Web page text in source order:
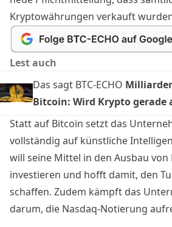
Kryptowährungen verkauft
Lest auch
Das sagt BTC-ECHO
Bitcoin: Wird Krypto gerade
Statt auf Bitcoin setzt das
vollständig auf künstliche
will seine Mittel in den Ausbau
investieren und hofft damit, den
schaffen. Zudem kämpft das
darum, die Nasdaq-Notierung